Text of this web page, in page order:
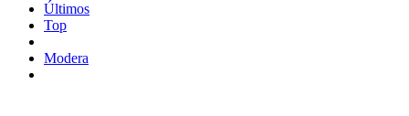
Últimos
Top
Modera